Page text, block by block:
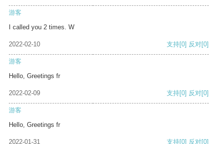
游客
I called you 2 times. W
2022-02-10 支持[0] 反对[0]
游客
Hello, Greetings fr
2022-02-09 支持[0] 反对[0]
游客
Hello, Greetings fr
2022-01-31 支持[0] 反对[0]